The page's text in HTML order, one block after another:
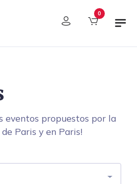
0
eventos propuestos por la
Paris y en Paris!